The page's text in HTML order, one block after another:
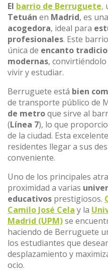
El barrio de Berruguete,
Tetuán en Madrid, es
acogedora, ideal para
profesionales. Este
única de encanto
modernas,
vivir y estudiar.
Berruguete está bien
de transporte público de
de metroque sirve al
(Línea 7), lo que
de la ciudad. Esta
residentes llegar a sus
conveniente.
Uno de los principales
proximidad a varias
educativos prestigiosos.
Camilo José Cela y la
Madrid (UPM)se
haciendo de Berruguete
los estudiantes que
desplazamiento y
ocio.